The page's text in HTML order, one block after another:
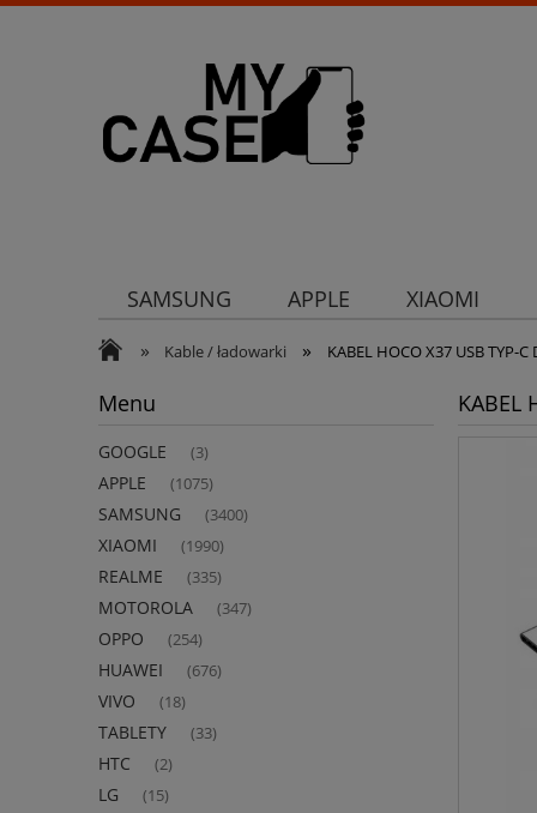
SAMSUNG APPLE XIAOMI
Uchwyty
Ochrona aparatu
» Kable / ładowarki » KABEL HOCO X37 USB TYP-
Menu
GOOGLE (3)
APPLE (1075)
SAMSUNG (3400)
XIAOMI (1990)
REALME (335)
MOTOROLA (347)
OPPO (254)
HUAWEI (676)
VIVO (18)
TABLETY (33)
HTC (2)
LG (15)
KABEL